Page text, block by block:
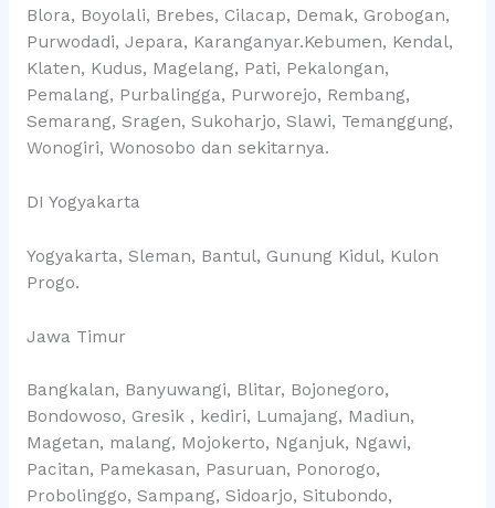
Blora, Boyolali, Brebes, Cilacap, Demak, Grobogan,
Purwodadi, Jepara, Karanganyar.Kebumen, Kendal,
Klaten, Kudus, Magelang, Pati, Pekalongan,
Pemalang, Purbalingga, Purworejo, Rembang,
Semarang, Sragen, Sukoharjo, Slawi, Temanggung,
Wonogiri, Wonosobo dan sekitarnya.
DI Yogyakarta
Yogyakarta, Sleman, Bantul, Gunung Kidul, Kulon
Progo.
Jawa Timur
Bangkalan, Banyuwangi, Blitar, Bojonegoro,
Bondowoso, Gresik , kediri, Lumajang, Madiun,
Magetan, malang, Mojokerto, Nganjuk, Ngawi,
Pacitan, Pamekasan, Pasuruan, Ponorogo,
Probolinggo, Sampang, Sidoarjo, Situbondo,